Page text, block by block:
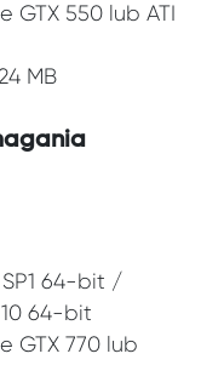
GTX 550 lub ATI
MB
64-bit /
64-bit
GTX 770 lub